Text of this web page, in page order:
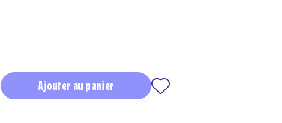
Ajouter au panier